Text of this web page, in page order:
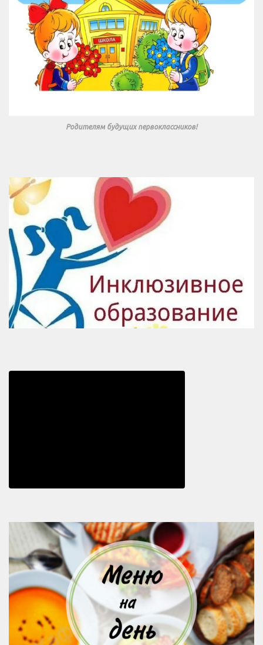
Родителям будущих первоклассников!